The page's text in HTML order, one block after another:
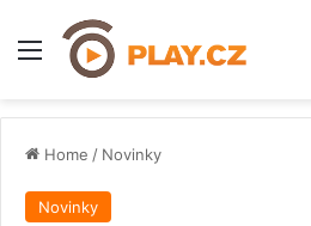
Menu
Home / Novinky
Novinky